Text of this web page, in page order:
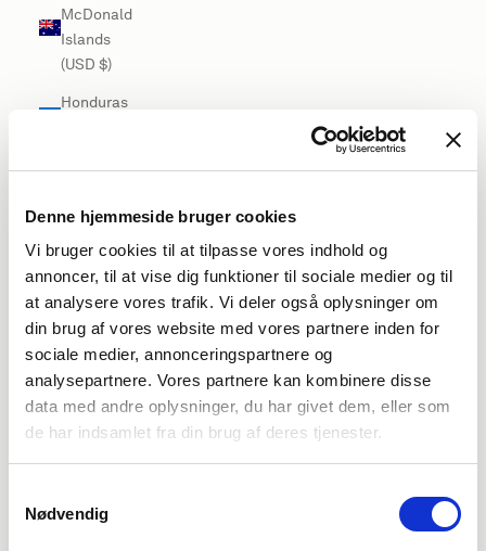
Denne hjemmeside bruger cookies
Vi bruger cookies til at tilpasse vores indhold og
annoncer, til at vise dig funktioner til sociale medier og til
at analysere vores trafik. Vi deler også oplysninger om
din brug af vores website med vores partnere inden for
sociale medier, annonceringspartnere og
analysepartnere. Vores partnere kan kombinere disse
data med andre oplysninger, du har givet dem, eller som
de har indsamlet fra din brug af deres tjenester.
Nødvendig
McDonald
Islands
(USD $)
Honduras
$)
Hungary
(EUR €)
Iceland
(USD $)
India (USD
$)
Indonesia
(USD $)
Iraq (USD